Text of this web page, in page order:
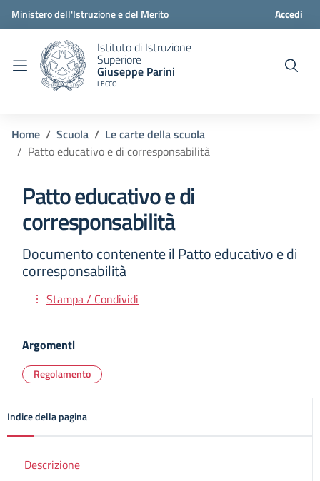
Ministero dell'Istruzione e del Merito Accedi
Istituto di Istruzione
Superiore
Giuseppe Parini
LECCO
Home Scuola
Le carte della scuola
Patto educativo e di corresponsabilità
Patto educativo e di
corresponsabilità
Documento contenente il Patto educativo e di
corresponsabilità
Stampa / Condividi
Argomenti
Regolamento
Indice della pagina
Descrizione